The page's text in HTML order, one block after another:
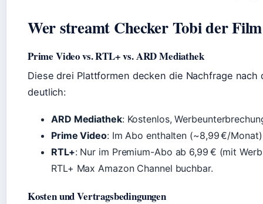
Wer streamt Checker Tobi der
Prime Video vs. RTL+ vs. ARD Mediathek
Diese drei Plattformen decken die Nachfrage
deutlich:
ARD Mediathek: Kostenlos,
Prime Video: Im Abo enthalten (~8,99 €/
RTL+: Nur im Premium-Abo ab 6,99 € (mit
RTL+ Max Amazon Channel buchbar.
Kosten und Vertragsbedingungen